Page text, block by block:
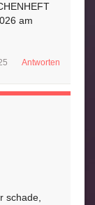
am
Antworten
schade,